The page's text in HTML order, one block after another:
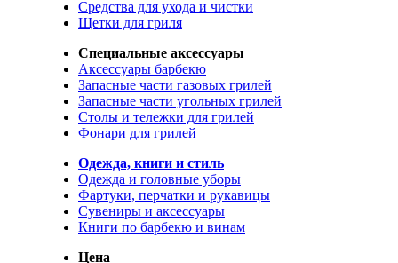
Средства для ухода и чистки
Щетки для гриля
Специальные аксессуары
Аксессуары барбекю
Запасные части газовых грилей
Запасные части угольных грилей
Столы и тележки для грилей
Фонари для грилей
Одежда, книги и стиль
Одежда и головные уборы
Фартуки, перчатки и рукавицы
Сувениры и аксессуары
Книги по барбекю и винам
Цена